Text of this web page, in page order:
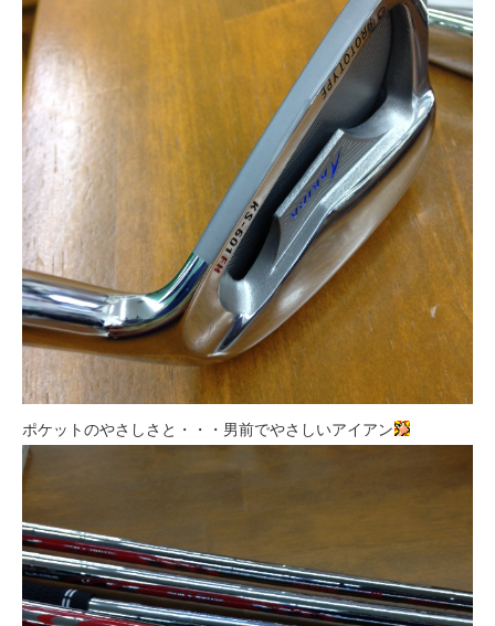
ポケットのやさしさと・・・男前でやさしいアイアン